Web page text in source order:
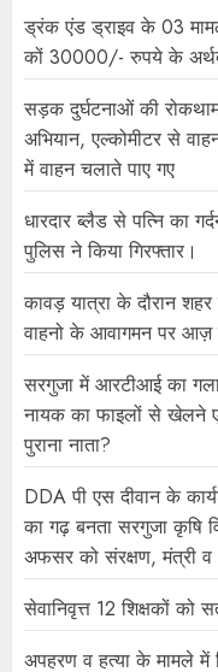
ड्रंक एंड ड्राइव के 03
कों 30000/- रुपये के
सड़क दुर्घटनाओं की
अभियान, एल्कोमीटर से
में वाहन चलाते पाए गए
धारदार ब्लैड से पत्नि का
पुलिस ने किया गिरफ्तार।
कावड़ यात्रा के दौरान
वाहनो के आवागमन पर आज़
सरगुजा में आरटीआई का
नायक का फाइलों से खेलने
पुराना नाता?
DDA पी एस दीवान के
का गढ़ बनता सरगुजा कृषि
अफसर को संरक्षण, मंत्री व
सेवानिवृत्त 12 शिक्षकों को
अपहरण व हत्या के मामले में